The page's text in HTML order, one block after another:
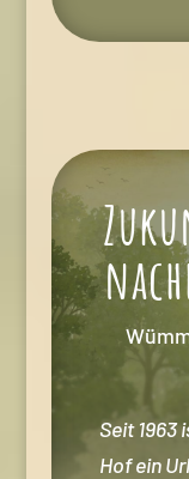
Seit 1963
Hof ein